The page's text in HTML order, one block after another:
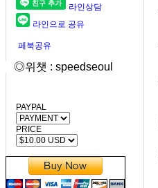
라인상담
라인으로 공유
페북공유
◎위챗 : speedseoul
PAYPAL
PRICE